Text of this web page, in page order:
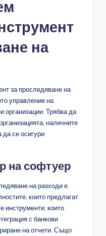
на
за проследяване на
управление на
организации. Трябва да
наличните
да се осигури
на софтуер
на разходи е
които предлагат
инструменти, които
с банкови
на отчети. Също